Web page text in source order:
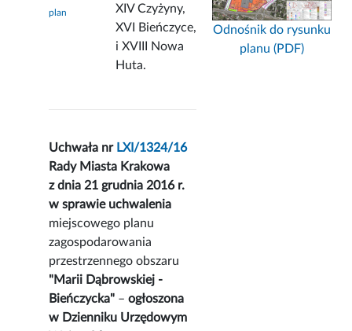
plan
XIV Czyżyny,
XVI Bieńczyce,
i XVIII Nowa
Huta.
Uchwała nr LXI/1324/16
Rady Miasta Krakowa
z dnia 21 grudnia 2016 r.
w sprawie uchwalenia
miejscowego planu
zagospodarowania
przestrzennego obszaru
"Marii Dąbrowskiej -
Bieńczycka" –ogłoszona
w Dzienniku Urzędowym
Odnośnik do rysunku
planu (PDF)